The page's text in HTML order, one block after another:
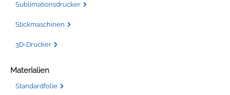
Sublimationsdrucker
Stickmaschinen
3D-Drucker
Materialien
Standardfolie